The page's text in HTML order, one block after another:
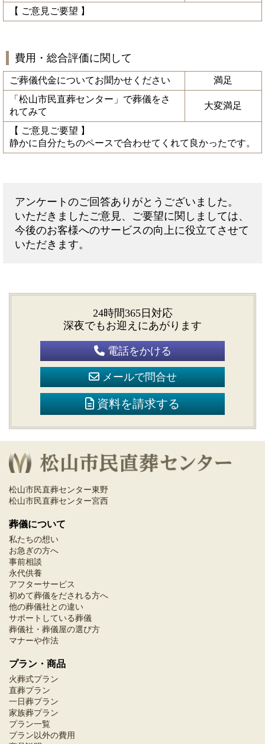
【 ご意見ご要望 】
費用・総合評価に関して
ご葬儀代金についてお聞かせください
満足
「松山市民直葬センター」で葬儀をさ
れてみて
大変満足
【 ご意見ご要望 】
静かに自分たちのペースで合わせてくれて良かったです。
アンケートのご回答ありがとうございました。
いただきましたご意見、ご要望に関しましては、
今後のお客様へのサービスの向上に役立てさせて
いただきます。
24時間365日対応
深夜でもお迎えにあがります
電話をかける
メールで問合せ
資料を請求する
松山市民直葬センター東野
松山市民直葬センター宮西
葬儀について
私たちの想い
お急ぎの方へ
事前相談
永代供養
アフターサービス
初めて葬儀をだされる方へ
他の葬儀社との違い
サポートしている葬儀
葬儀社・葬儀屋の選び方
マナーや作法
プラン・商品
火葬式プラン
直葬プラン
一日葬プラン
家族葬プラン
プラン一覧
プラン以外の費用